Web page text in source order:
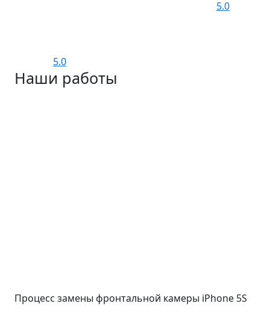
5.0
5.0
Наши работы
Процесс замены фронтальной камеры iPhone 5S